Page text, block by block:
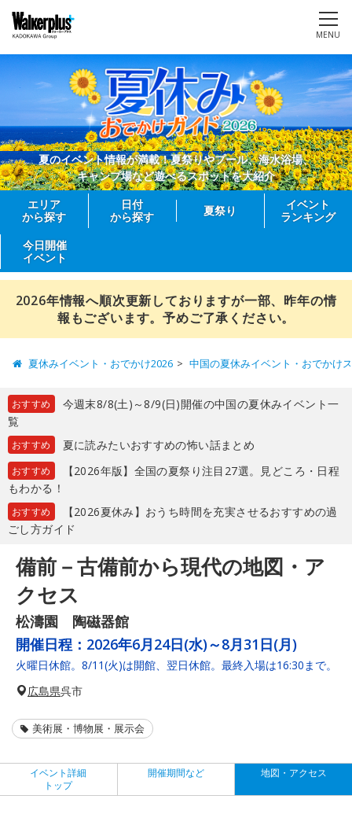
MENU
夏のイベント情報が満載！夏祭りやプール、海水浴場、
キャンプ場など遊べるスポットを大紹介
エリア
から探す
日付
から探す
夏祭り
イベント
ランキング
今日開催
イベント
2026年情報へ順次更新しておりますが一部、昨年の情
報もございます。予めご了承ください。
夏休みイベント・おでかけ2026 中国の夏休みイベント・おでかけ
おすすめ
今週末8/8(土)～8/9(日)開催の中国の夏休みイベント一
覧
おすすめ 夏に読みたいおすすめの怖い話まとめ
おすすめ
【2026年版】全国の夏祭り注目27選。見どころ・日程
もわかる！
おすすめ
【2026夏休み】おうち時間を充実させるおすすめの過
ごし方ガイド
備前－古備前から現代の地図・ア
クセス
松濤園 陶磁器館
開催日程： 2026年6月24日(水)～8月31日(月)
火曜日休館。8/11(火)は開館、翌日休館。最終入場は16:30まで。
広島県呉市
美術展・博物展・展示会
イベント詳細
トップ
開催期間など 地図・アクセス